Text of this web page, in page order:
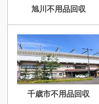
旭川不用品回収
千歳市不用品回収